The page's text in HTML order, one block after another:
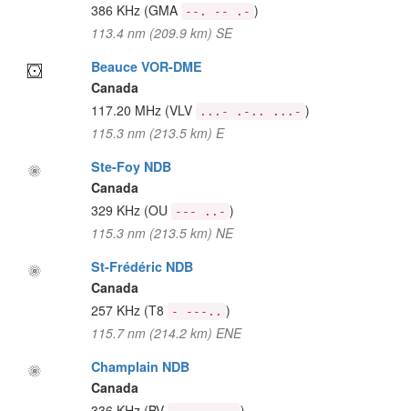
386 KHz (GMA --. -- .- )
113.4 nm (209.9 km) SE
Beauce VOR-DME
Canada
117.20 MHz (VLV ...- .-.. ...- )
115.3 nm (213.5 km) E
Ste-Foy NDB
Canada
329 KHz (OU --- ..- )
115.3 nm (213.5 km) NE
St-Frédéric NDB
Canada
257 KHz (T8 - ---.. )
115.7 nm (214.2 km) ENE
Champlain NDB
Canada